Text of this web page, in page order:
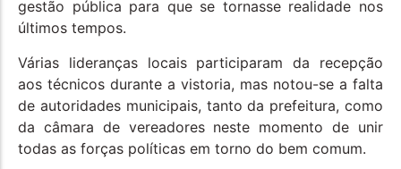
gestão pública para que se tornasse realidade nos
últimos tempos.
Várias lideranças locais participaram da recepção
aos técnicos durante a vistoria, mas notou-se a falta
de autoridades municipais, tanto da prefeitura, como
da câmara de vereadores neste momento de unir
todas as forças políticas em torno do bem comum.